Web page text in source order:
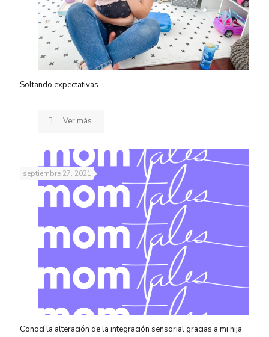
Soltando expectativas
Ver más
septiembre 27, 2021
Conocí la alteración de la integración sensorial gracias a mi hija